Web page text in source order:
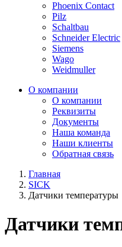
Phoenix Contact
Pilz
Schaltbau
Schneider Electric
Siemens
Wago
Weidmuller
О компании
О компании
Реквизиты
Документы
Наша команда
Наши клиенты
Обратная связь
Главная
SICK
Датчики температуры
Датчики